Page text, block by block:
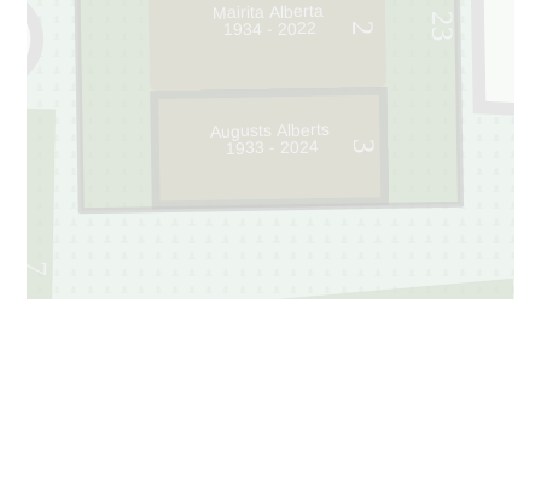
23
7
2
3
Mairita Alberta
1934 - 2022
Augusts Alberts
1933 - 2024